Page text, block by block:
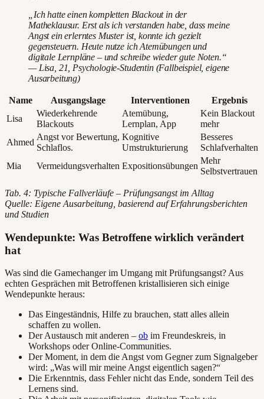
„Ich hatte einen kompletten Blackout in der
Matheklausur. Erst als ich verstanden habe, dass meine
Angst ein erlerntes Muster ist, konnte ich gezielt
gegensteuern. Heute nutze ich Atemübungen und
digitale Lernpläne – und schreibe wieder gute Noten.“
— Lisa, 21, Psychologie-Studentin (Fallbeispiel, eigene
Ausarbeitung)
Name Ausgangslage Interventionen
Ergebnis
Lisa
Wiederkehrende
Blackouts
Atemübung,
Lernplan, App
Kein Blackout
mehr
Ahmed
Angst vor Bewertung,
Schlaflos.
Kognitive
Umstrukturierung
Besseres
Schlafverhalten
Mia
Vermeidungsverhalten Expositionsübungen
Mehr
Selbstvertrauen
Tab. 4: Typische Fallverläufe – Prüfungsangst im Alltag
Quelle: Eigene Ausarbeitung, basierend auf Erfahrungsberichten
und Studien
Wendepunkte: Was Betroffene wirklich verändert
hat
Was sind die Gamechanger im Umgang mit Prüfungsangst? Aus
echten Gesprächen mit Betroffenen kristallisieren sich einige
Wendepunkte heraus:
Das Eingeständnis, Hilfe zu brauchen, statt alles allein
schaffen zu wollen.
Der Austausch mit anderen – ob im Freundeskreis, in
Workshops oder Online-Communities.
Der Moment, in dem die Angst vom Gegner zum Signalgeber
wird: „Was will mir meine Angst eigentlich sagen?“
Die Erkenntnis, dass Fehler nicht das Ende, sondern Teil des
Lernens sind.